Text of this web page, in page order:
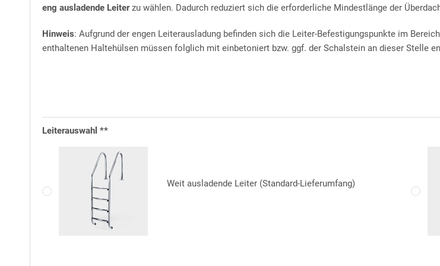
sind mechanische Beschädigungen sowie altersbedingte Abnutzungen.
zum Einsatz, die
Einhänge-Leiter aus
Kunststoff-Einbauhülsen (im Lieferumfang enthalten), welche ebenerdig einzementiert werden
die Leiterholme dienen. Max. Belastbarkeit: 110 kg.
eng ausladende Leiterzu wählen. Dadurch reduziert sich die erforderliche Mindestlänge der
Hinweis: Aufgrund der engen Leiterausladung befinden sich die Leiter-Befestigungspunkte im
enthaltenen Haltehülsen müssen folglich mit einbetoniert bzw. ggf. der Schalstein an dieser Stelle
Leiterauswahl **
Weit ausladende Leiter (Standard-Lieferumfang)